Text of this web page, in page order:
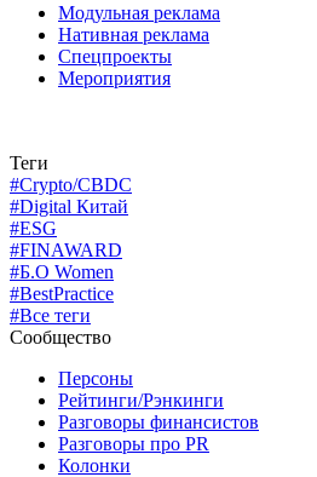
Модульная реклама
Нативная реклама
Спецпроекты
Мероприятия
Теги
#Crypto/CBDC
#Digital Китай
#ESG
#FINAWARD
#Б.О Women
#BestPractice
#Все теги
Сообщество
Персоны
Рейтинги/Рэнкинги
Разговоры финансистов
Разговоры про PR
Колонки